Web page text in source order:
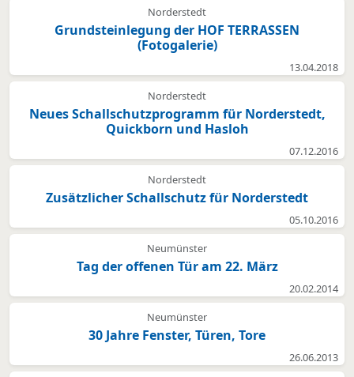
Norderstedt
Grundsteinlegung der HOF TERRASSEN
(Fotogalerie)
13.04.2018
Norderstedt
Neues Schallschutzprogramm für Norderstedt,
Quickborn und Hasloh
07.12.2016
Norderstedt
Zusätzlicher Schallschutz für Norderstedt
05.10.2016
Neumünster
Tag der offenen Tür am 22. März
20.02.2014
Neumünster
30 Jahre Fenster, Türen, Tore
26.06.2013